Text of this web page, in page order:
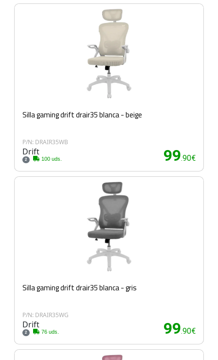
Silla gaming drift drair35 blanca - beige
P/N: DRAIR35WB
Drift
2 100 uds. 99.90€
Silla gaming drift drair35 blanca - gris
P/N: DRAIR35WG
Drift
2 76 uds. 99.90€